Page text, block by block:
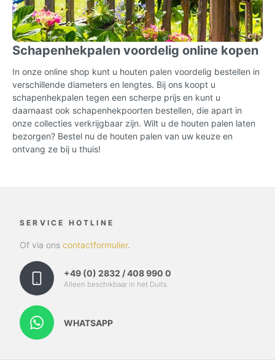
Schapenhekpalen voordelig online kopen
In onze online shop kunt u houten palen voordelig bestellen in
verschillende diameters en lengtes. Bij ons koopt u
schapenhekpalen tegen een scherpe prijs en kunt u
daarnaast ook schapenhekpoorten bestellen, die apart in
onze collecties verkrijgbaar zijn. Wilt u de houten palen laten
bezorgen? Bestel nu de houten palen van uw keuze en
ontvang ze bij u thuis!
SERVICE HOTLINE
Of via ons contactformulier.
+49 (0) 2832 / 408 990 0
Alleen beschikbaar in het Duits
WHATSAPP